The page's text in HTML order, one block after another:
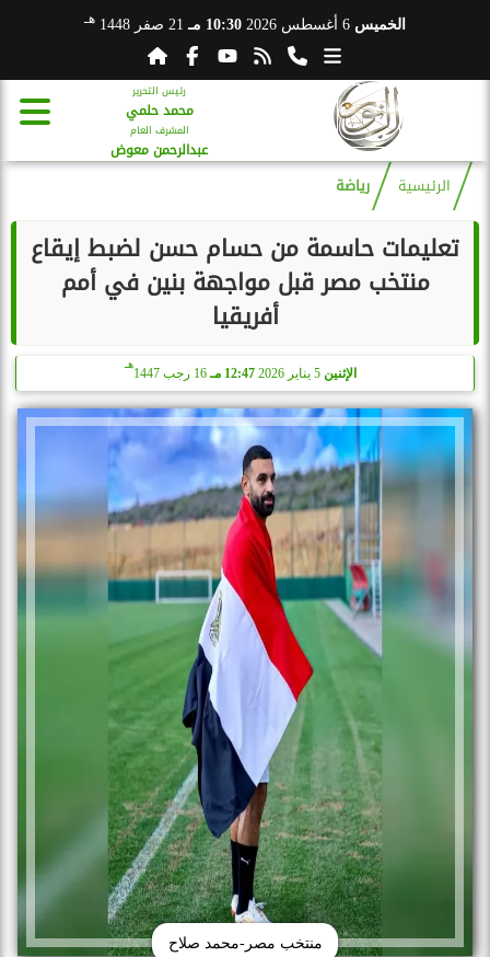
الخميس 10:30 مـ 21 صفر 1448 هـ
رئيس التحرير
محمد حلمي
المشرف العام
عبدالرحمن معوض
الرئيسية رياضة
تعليمات حاسمة من حسام حسن لضبط إيقاع
منتخب مصر قبل مواجهة بنين في أمم
أفريقيا
الإثنين 12:47 مـ 16 رجب 1447
هـ
منتخب مصر-محمد صلاح